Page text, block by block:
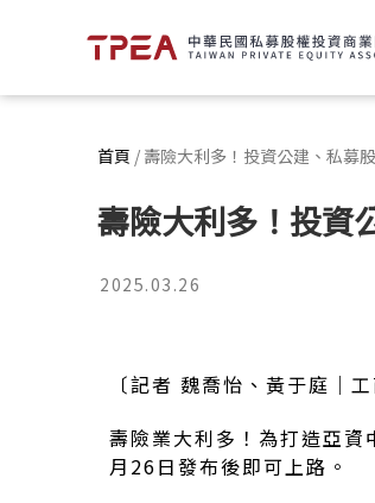
首頁 / 壽險大利多！投資公建、私募
壽險大利多！投資
2025.03.26
〔記者 魏喬怡、黃于庭｜工
壽險業大利多！為打造亞
月26日發布後即可上路。